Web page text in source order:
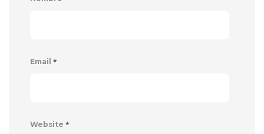
Email *
Website *